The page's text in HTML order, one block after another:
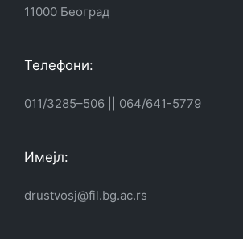
11000 Београд
Телефони:
011/3285–506 064/641-5779
Имејл:
drustvosj@fil.bg.ac.rs